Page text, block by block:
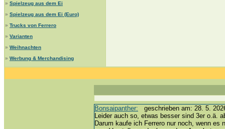
» Spielzeug aus dem Ei
» Spielzeug aus dem Ei (Euro)
» Trucks von Ferrero
» Varianten
» Weihnachten
» Werbung & Merchandising
Bonsaipanther: geschrieben am: 28. 5.
Leider auch so, etwas besser sind 3er o.ä.
Darum kaufe ich Ferrero nur noch, wenn es